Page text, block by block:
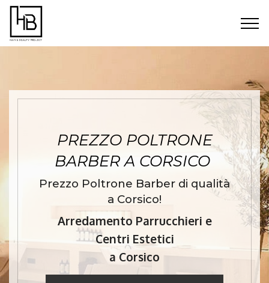
PREZZO POLTRONE
BARBER A CORSICO
Prezzo Poltrone Barber di qualità
a Corsico!
Arredamento Parrucchieri e
Centri Estetici
a Corsico